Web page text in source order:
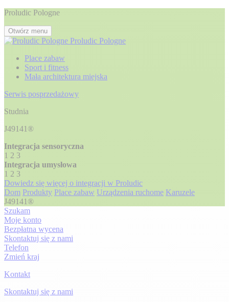
Proludic Pologne
Otwórz menu
Proludic Pologne
Place zabaw
Sport i fitness
Mała architektura miejska
Serwis posprzedażowy
Studnia
J49141®
Integracja sensoryczna
1 2 3
Integracja umysłowa
1 2 3
Dowiedz się więcej o integracji w Proludic
Dom Produkty Place zabaw Urządzenia ruchome Karuzele
J49141®
Szukam
Moje konto
Bezpłatna wycena
Skontaktuj się z nami
Telefon
Zmień kraj
Kontakt
Skontaktuj się z nami